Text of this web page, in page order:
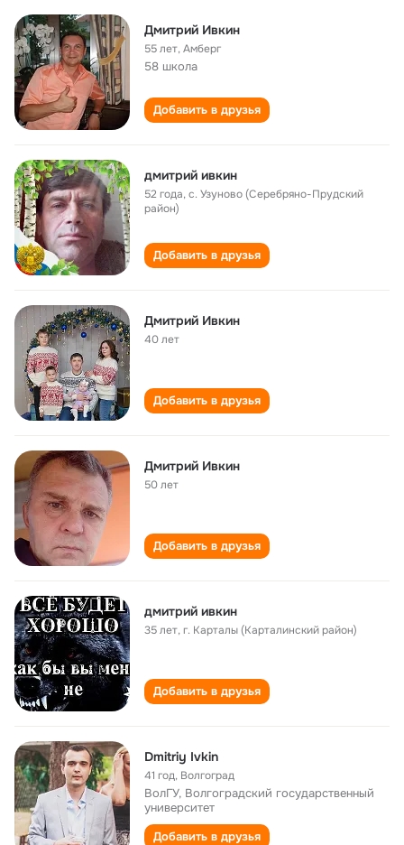
Дмитрий Ивкин
55 лет,Амберг
58 школа
Добавить в друзья
дмитрий ивкин
52 года,с. Узуново (Серебряно-Прудский
район)
Добавить в друзья
Дмитрий Ивкин
40 лет
Добавить в друзья
Дмитрий Ивкин
50 лет
Добавить в друзья
дмитрий ивкин
35 лет,г. Карталы (Карталинский район)
Добавить в друзья
Dmitriy Ivkin
41 год, Волгоград
ВолГУ, Волгоградский государственный
университет
Добавить в друзья